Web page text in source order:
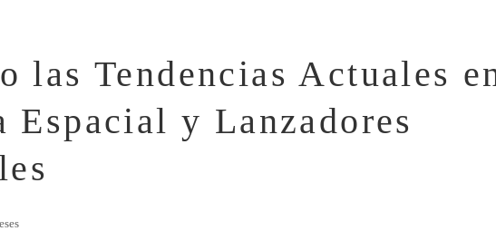
las Tendencias Actuales
Espacial y Lanzadores